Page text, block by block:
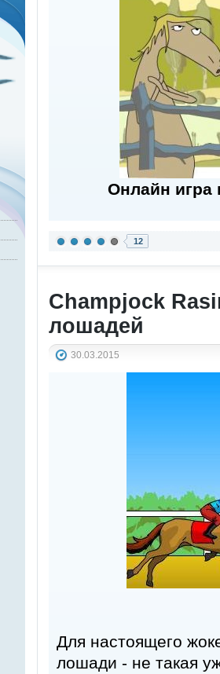
Онлайн
12
Champjock
лошадей
30.03.2015
Для настоящего
лошади - не такая